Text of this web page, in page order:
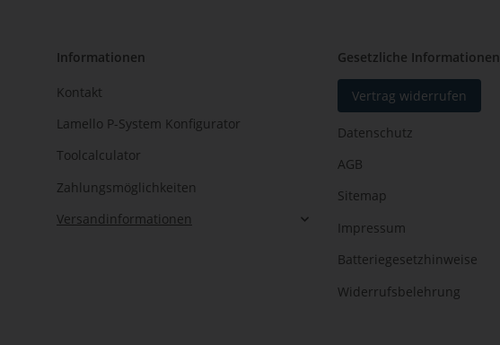
Informationen
Kontakt
Lamello P-System Konfigurator
Toolcalculator
Zahlungsmöglichkeiten
Versandinformationen
Gesetzliche Informationen
Vertrag widerrufen
Datenschutz
AGB
Sitemap
Impressum
Batteriegesetzhinweise
Widerrufsbelehrung